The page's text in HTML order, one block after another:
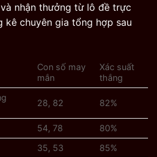
nhận thưởng từ lô đề trực
kê chuyên gia tổng hợp sau
Con số may
mắn
Xác suất
thắng
28, 82 82%
54, 78
80%
35, 53
85%